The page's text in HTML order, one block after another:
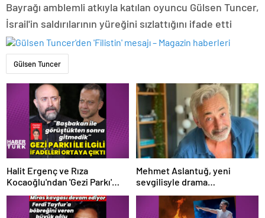
Bayrağı amblemli atkıyla katılan oyuncu Gülsen Tuncer,
İsrail'in saldırılarının yüreğini sızlattığını ifade etti
Gülsen Tuncer
Halit Ergenç ve Rıza
Kocaoğlu'ndan 'Gezi Parkı'
ifadesi – Magazin haberleri
Mehmet Aslantuğ, yeni
sevgilisyle drama
çalışmalarında tanıştı –
Magazin haberleri